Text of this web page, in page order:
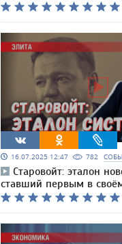
16.07.2025 12:47 782
Старовойт: эталон
ставший первым в